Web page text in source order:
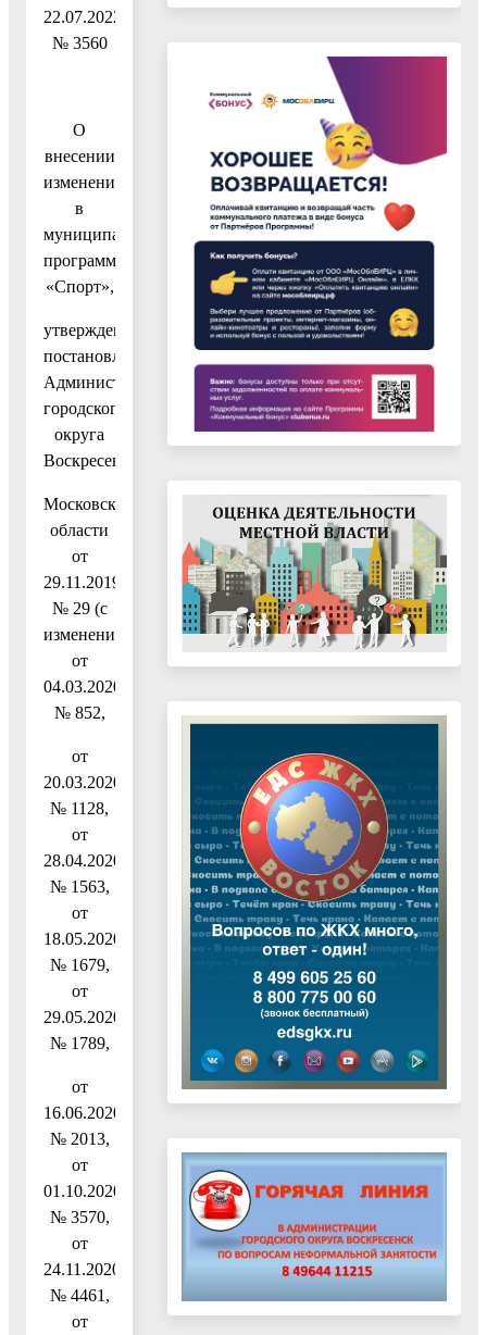
22.07.2022
№ 3560
О
внесении
изменений
в
муниципальную
программу
«Спорт»,
утвержденную
постановлением
Администрации
городского
округа
Воскресенск
Московской
области
от
29.11.2019
№ 29 (с
изменениями
от
04.03.2020
№ 852,
от
20.03.2020
№ 1128,
от
28.04.2020
№ 1563,
от
18.05.2020
№ 1679,
от
29.05.2020
№ 1789,
от
16.06.2020
№ 2013,
от
01.10.2020
№ 3570,
от
24.11.2020
№ 4461,
от